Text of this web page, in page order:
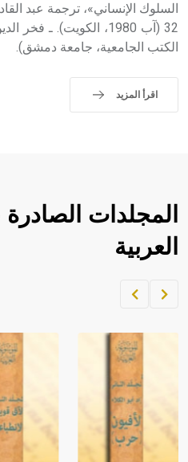
السلوك الإنساني»، ترجمة عبد
32 (آب 1980، الكويت). ـ
الكتب الجامعية، جامعة دمشق).
اقرأ المزيد
المجلدات
العربية